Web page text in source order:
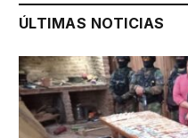
ÚLTIMAS NOTICIAS